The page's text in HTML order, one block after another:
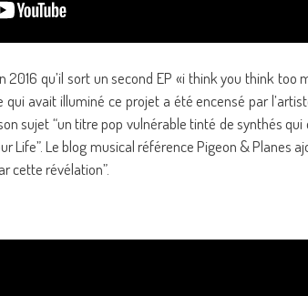
2016 qu’il sort un second EP «i think you think
avait illuminé ce projet a été encensé par
sujet “un titre pop vulnérable tinté de synthés qui
Life”. Le blog musical référence Pigeon & Planes
cette révélation”.